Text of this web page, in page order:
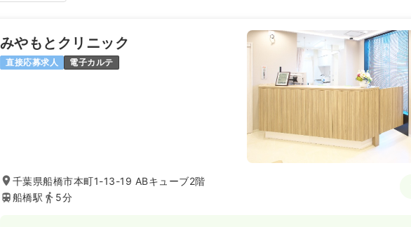
みやもとクリニック
直接応募求人 電子カルテ
千葉県船橋市本町1-13-19 ABキューブ2階
船橋駅
5分